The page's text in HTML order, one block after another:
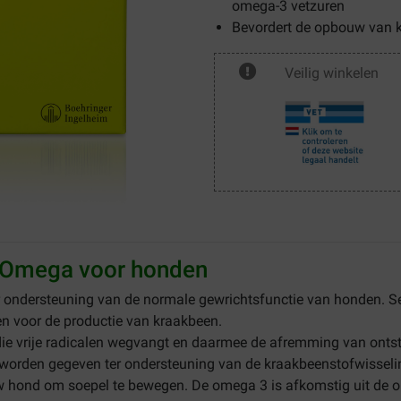
omega-3 vetzuren
Bevordert de opbouw van
Veilig winkelen
voor honden
van de normale gewrichtsfunctie van honden.
voor de productie van kraakbeen.
vrije radicalen wegvangt en daarmee de afremming van
gegeven ter ondersteuning van de
hond om soepel te bewegen. De omega 3 is afkomstig uit de